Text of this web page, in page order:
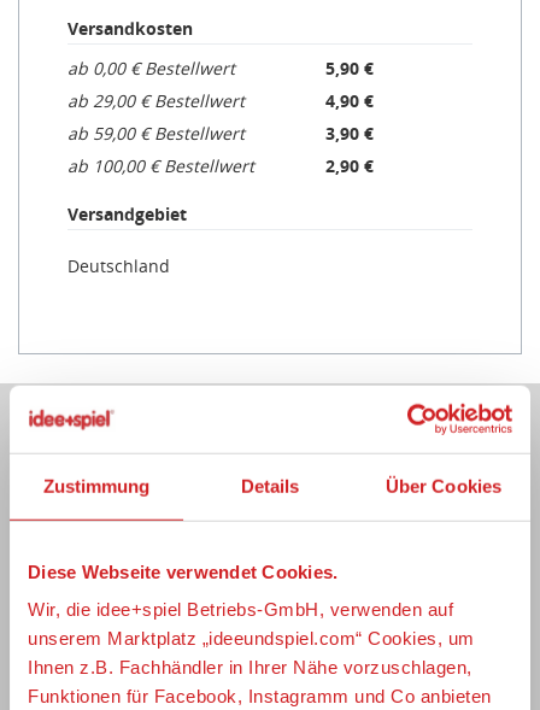
Zustimmung Details Über Cookies
Diese Webseite verwendet Cookies.
Wir, die idee+spiel Betriebs-GmbH, verwenden auf
unserem Marktplatz „ideeundspiel.com“ Cookies, um
Ihnen z.B. Fachhändler in Ihrer Nähe vorzuschlagen,
Funktionen für Facebook, Instagramm und Co anbieten
Griechenland
Italien
Luxemburg
Portugal
Rumänien
Schweden
Slowakei
Slowenien
Spanien
Versandkosten
ab 0,00 € Bestellwert
5,90 €
ab 29,00 € Bestellwert
4,90 €
ab 59,00 € Bestellwert
3,90 €
ab 100,00 € Bestellwert
2,90 €
Versandgebiet
Deutschland
Händlerbewertungen
75 Bewertungen, Händlerbewertung:
4,84 von
5 Sternen
Lars Bickehör
Montag 30.05.2022 Verifizierter Kauf
Artikel nicht erhalten